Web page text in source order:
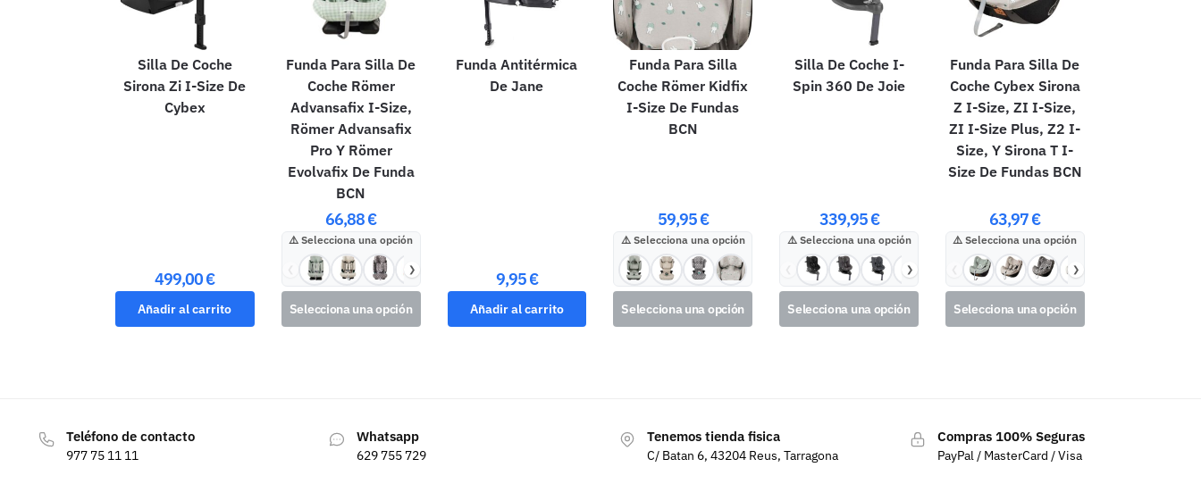
Silla De Coche
Sirona Zi I-Size De
Cybex
499,00€
Añadir al carrito
Funda Para Silla De
Coche Römer
Advansafix I-Size,
Römer Advansafix
Pro Y Römer
Evolvafix De Funda
BCN
66,88€
Selecciona una opción
❯
Selecciona una opción
Funda Antitérmica
De Jane
9,95€
Añadir al carrito
Funda Para Silla
Coche Römer Kidfix
I-Size De Fundas
BCN
59,95€
Selecciona una opción
Selecciona una opción
Silla De Coche I-
Spin 360 De Joie
339,95€
Selecciona una opción
❯
Selecciona una opción
Funda Para Silla De
Coche Cybex Sirona
Z I-Size, ZI I-Size,
ZI I-Size Plus, Z2 I-
Size, Y Sirona T I-
Size De Fundas BCN
63,97€
Selecciona una opción
❯
Selecciona una opción
Teléfono de contacto
977 75 11 11
Whatsapp
629 755 729
Tenemos tienda fisica
C/ Batan 6, 43204 Reus, Tarragona
Compras 100% Seguras
PayPal / MasterCard / Visa